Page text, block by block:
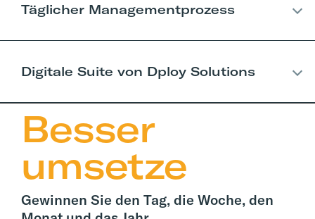
Täglicher Managementprozess
Digitale Suite von Dploy Solutions
Besser
umsetze
Gewinnen Sie den Tag, die Woche, den